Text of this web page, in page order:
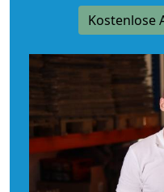
Kostenlose